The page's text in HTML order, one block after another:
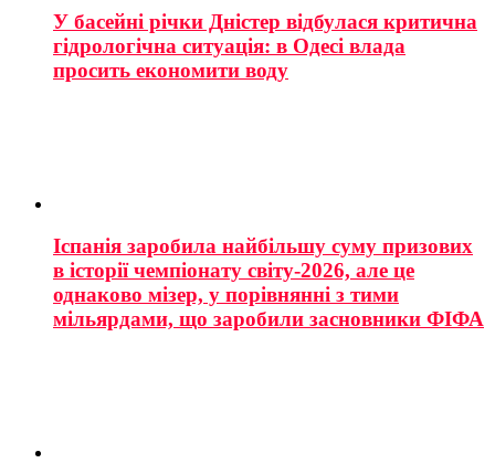
У басейні річки Дністер відбулася критична
гідрологічна ситуація: в Одесі влада
просить економити воду
Іспанія заробила найбільшу суму призових
в історії чемпіонату світу-2026, але це
однаково мізер, у порівнянні з тими
мільярдами, що заробили засновники ФІФА